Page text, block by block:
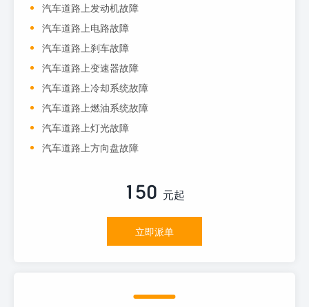
汽车道路上发动机故障
汽车道路上电路故障
汽车道路上刹车故障
汽车道路上变速器故障
汽车道路上冷却系统故障
汽车道路上燃油系统故障
汽车道路上灯光故障
汽车道路上方向盘故障
150 元起
立即派单